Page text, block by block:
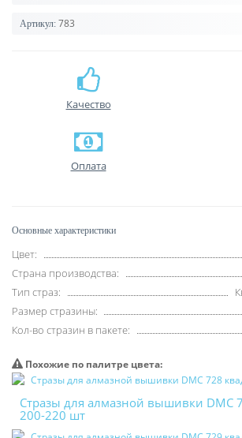
Артикул: 783
Качество
Оплата
Основные характеристики
Цвет:
Страна производства:
Тип страз:
Размер стразины:
Кол-во стразин в пакете:
Похожие по палитре цвета:
Стразы для алмазной вышивки DMC
200-220 шт